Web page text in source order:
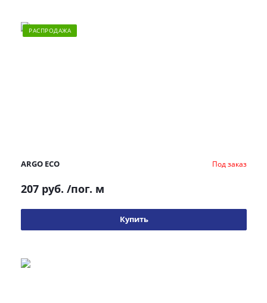
РАСПРОДАЖА
ARGO ECO Под заказ
207 руб. /пог. м
Купить